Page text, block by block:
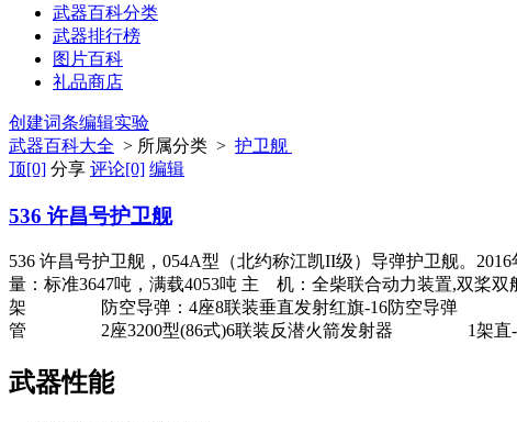
武器百科分类
武器排行榜
图片百科
礼品商店
创建词条编辑实验
武器百科大全 > 所属分类 > 护卫舰
顶[0] 分享 评论[0] 编辑
536 许昌号护卫舰
536 许昌号护卫舰，054A型（北约称江凯II级）导弹护卫舰。
量：标准3647吨，满载4053吨 主 机：全柴联合动力装置,双桨
架 防空导弹：4座8联装垂直发射红旗-16防空导弹 1
管 2座3200型(86式)6联装反潜火箭发射器 1架直-9C型
武器性能